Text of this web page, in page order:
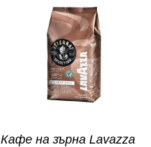
Кафе на зърна Lavazza